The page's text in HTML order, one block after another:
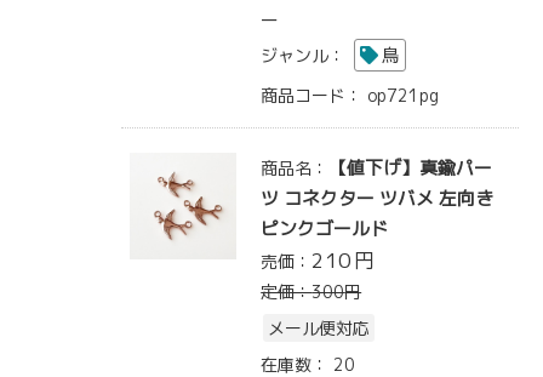
ー
ジャンル： 鳥
商品コード： op721pg
商品名：
【値下げ】真鍮パー
ツ コネクター ツバメ 左向き
ピンクゴールド
売価： 210円
定価：300円
メール便対応
在庫数： 20